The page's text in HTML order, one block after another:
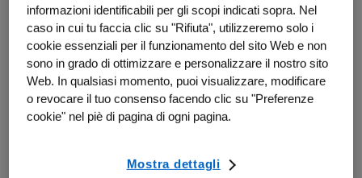
informazioni identificabili per gli scopi indicati sopra. Nel
caso in cui tu faccia clic su "Rifiuta", utilizzeremo solo i
cookie essenziali per il funzionamento del sito Web e non
sono in grado di ottimizzare e personalizzare il nostro sito
Web. In qualsiasi momento, puoi visualizzare, modificare
o revocare il tuo consenso facendo clic su "Preferenze
cookie" nel piè di pagina di ogni pagina.
Mostra dettagli